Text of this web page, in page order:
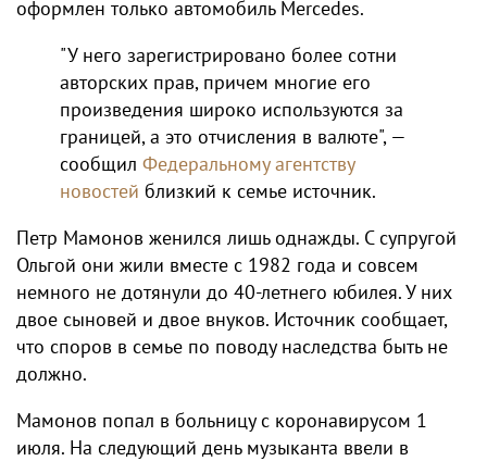
оформлен только автомобиль Mercedes.
"У него зарегистрировано более сотни
авторских прав, причем многие его
произведения широко используются за
границей, а это отчисления в валюте", —
сообщил Федеральному агентству
новостей близкий к семье источник.
Петр Мамонов женился лишь однажды. С супругой
Ольгой они жили вместе с 1982 года и совсем
немного не дотянули до 40-летнего юбилея. У них
двое сыновей и двое внуков. Источник сообщает,
что споров в семье по поводу наследства быть не
должно.
Мамонов попал в больницу с коронавирусом 1
июля. На следующий день музыканта ввели в